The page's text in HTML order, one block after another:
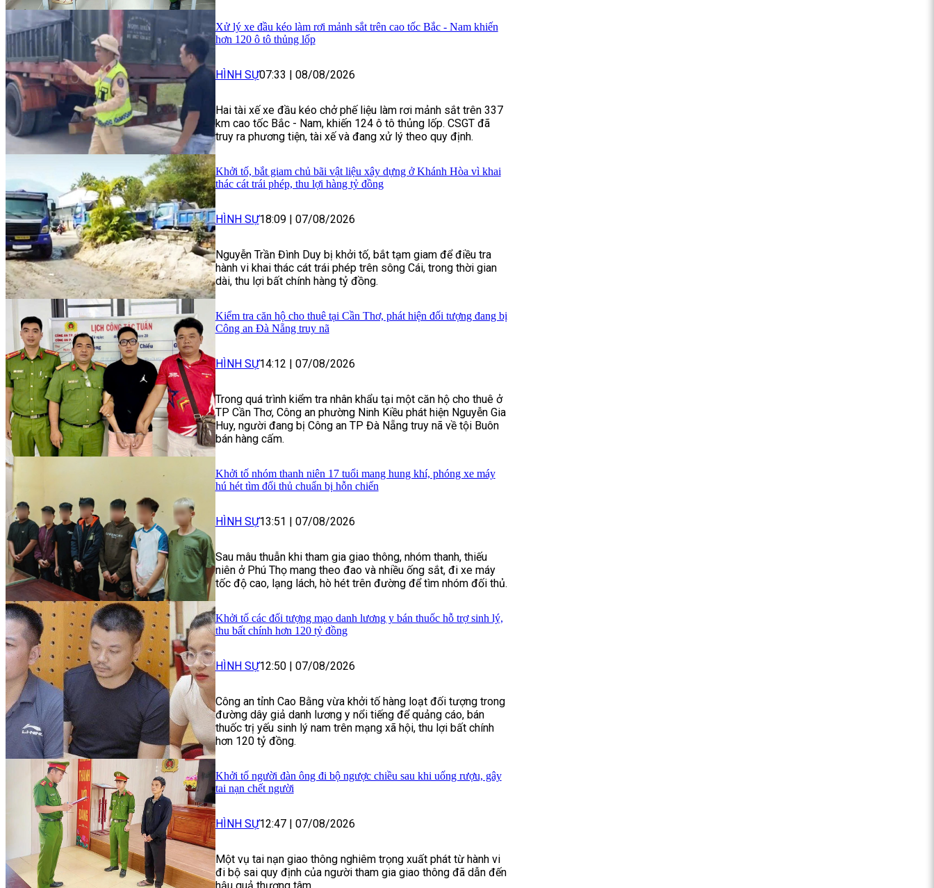
Xử lý xe đầu kéo làm rơi mảnh sắt trên cao tốc Bắc - Nam khiến
hơn 120 ô tô thủng lốp
HÌNH SỰ07:33 08/08/2026
Hai tài xế xe đầu kéo chở phế liệu làm rơi mảnh sắt trên 337
km cao tốc Bắc - Nam, khiến 124 ô tô thủng lốp. CSGT đã
truy ra phương tiện, tài xế và đang xử lý theo quy định.
Khởi tố, bắt giam chủ bãi vật liệu xây dựng ở Khánh Hòa vì khai
thác cát trái phép, thu lợi hàng tỷ đồng
HÌNH SỰ18:09 07/08/2026
Nguyễn Trần Đình Duy bị khởi tố, bắt tạm giam để điều tra
hành vi khai thác cát trái phép trên sông Cái, trong thời gian
dài, thu lợi bất chính hàng tỷ đồng.
Kiểm tra căn hộ cho thuê tại Cần Thơ, phát hiện đối tượng đang bị
Công an Đà Nẵng truy nã
HÌNH SỰ14:12 07/08/2026
Trong quá trình kiểm tra nhân khẩu tại một căn hộ cho thuê ở
TP Cần Thơ, Công an phường Ninh Kiều phát hiện Nguyễn Gia
Huy, người đang bị Công an TP Đà Nẵng truy nã về tội Buôn
bán hàng cấm.
Khởi tố nhóm thanh niên 17 tuổi mang hung khí, phóng xe máy
hú hét tìm đối thủ chuẩn bị hỗn chiến
HÌNH SỰ13:51 07/08/2026
Sau mâu thuẫn khi tham gia giao thông, nhóm thanh, thiếu
niên ở Phú Thọ mang theo đao và nhiều ống sắt, đi xe máy
tốc độ cao, lạng lách, hò hét trên đường để tìm nhóm đối thủ.
Khởi tố các đối tượng mạo danh lương y bán thuốc hỗ trợ sinh lý,
thu bất chính hơn 120 tỷ đồng
HÌNH SỰ12:50 07/08/2026
Công an tỉnh Cao Bằng vừa khởi tố hàng loạt đối tượng trong
đường dây giả danh lương y nổi tiếng để quảng cáo, bán
thuốc trị yếu sinh lý nam trên mạng xã hội, thu lợi bất chính
hơn 120 tỷ đồng.
Khởi tố người đàn ông đi bộ ngược chiều sau khi uống rượu, gây
tai nạn chết người
HÌNH SỰ12:47 07/08/2026
Một vụ tai nạn giao thông nghiêm trọng xuất phát từ hành vi
đi bộ sai quy định của người tham gia giao thông đã dẫn đến